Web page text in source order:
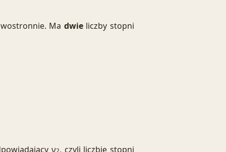
Ma dwieliczby stopni
ν , czyli liczbie stopni